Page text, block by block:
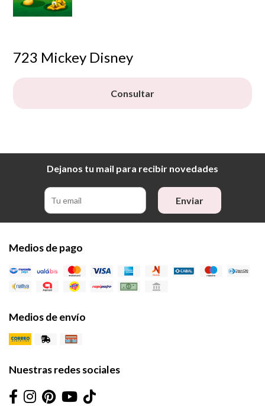
723 Mickey Disney
Consultar
Dejanos tu mail para recibir novedades
Enviar
Medios de pago
Medios de envío
Nuestras redes sociales